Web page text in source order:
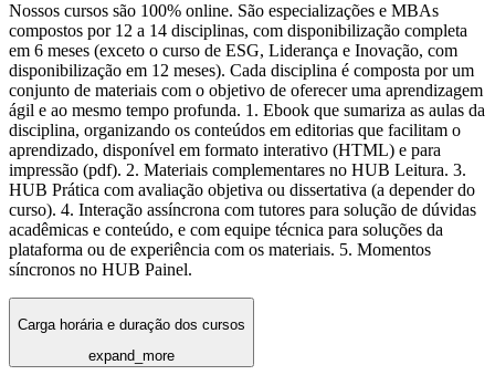
Nossos cursos são 100% online. São especializações e MBAs
compostos por 12 a 14 disciplinas, com disponibilização completa
em 6 meses (exceto o curso de ESG, Liderança e Inovação, com
disponibilização em 12 meses). Cada disciplina é composta por um
conjunto de materiais com o objetivo de oferecer uma aprendizagem
ágil e ao mesmo tempo profunda. 1. Ebook que sumariza as aulas da
disciplina, organizando os conteúdos em editorias que facilitam o
aprendizado, disponível em formato interativo (HTML) e para
impressão (pdf). 2. Materiais complementares no HUB Leitura. 3.
HUB Prática com avaliação objetiva ou dissertativa (a depender do
curso). 4. Interação assíncrona com tutores para solução de dúvidas
acadêmicas e conteúdo, e com equipe técnica para soluções da
plataforma ou de experiência com os materiais. 5. Momentos
síncronos no HUB Painel.
Carga horária e duração dos cursos
expand_more